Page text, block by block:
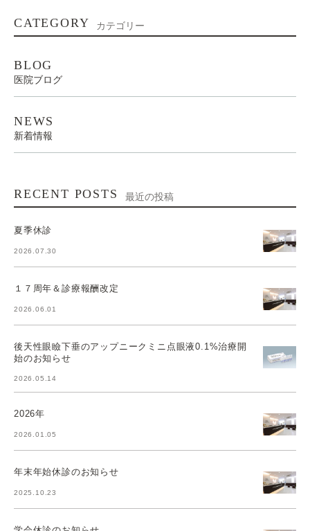
CATEGORY カテゴリー
BLOG
医院ブログ
NEWS
新着情報
RECENT POSTS 最近の投稿
夏季休診
2026.07.30
１７周年＆診療報酬改定
2026.06.01
後天性眼瞼下垂のアップニークミニ点眼液0.1%治療開
始のお知らせ
2026.05.14
2026年
2026.01.05
年末年始休診のお知らせ
2025.10.23